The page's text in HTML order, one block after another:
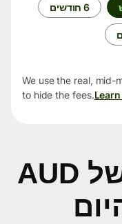
6 חודשים
We use the real,
to hide the fees.
שערי חליפין של AUD